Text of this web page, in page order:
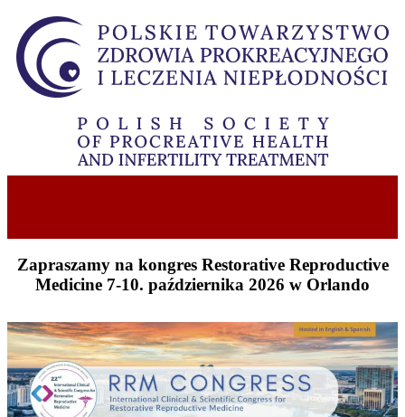
Zapraszamy na kongres Restorative Reproductive
Medicine 7-10. października 2026 w Orlando